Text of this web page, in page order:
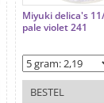
Miyuki delica's
pale violet 241
BESTEL